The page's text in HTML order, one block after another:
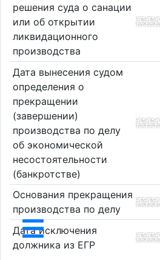
решения суда о санации
или об открытии
ликвидационного
производства
Дата вынесения судом
определения о
прекращении
(завершении)
производства по делу
об экономической
несостоятельности
(банкротстве)
Основания прекращения
производства по делу
Дата исключения
должника из ЕГР